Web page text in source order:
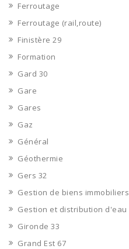
Ferroutage
Ferroutage (rail,route)
Finistère 29
Formation
Gard 30
Gare
Gares
Gaz
Général
Géothermie
Gers 32
Gestion de biens immobiliers
Gestion et distribution d'eau
Gironde 33
Grand Est 67